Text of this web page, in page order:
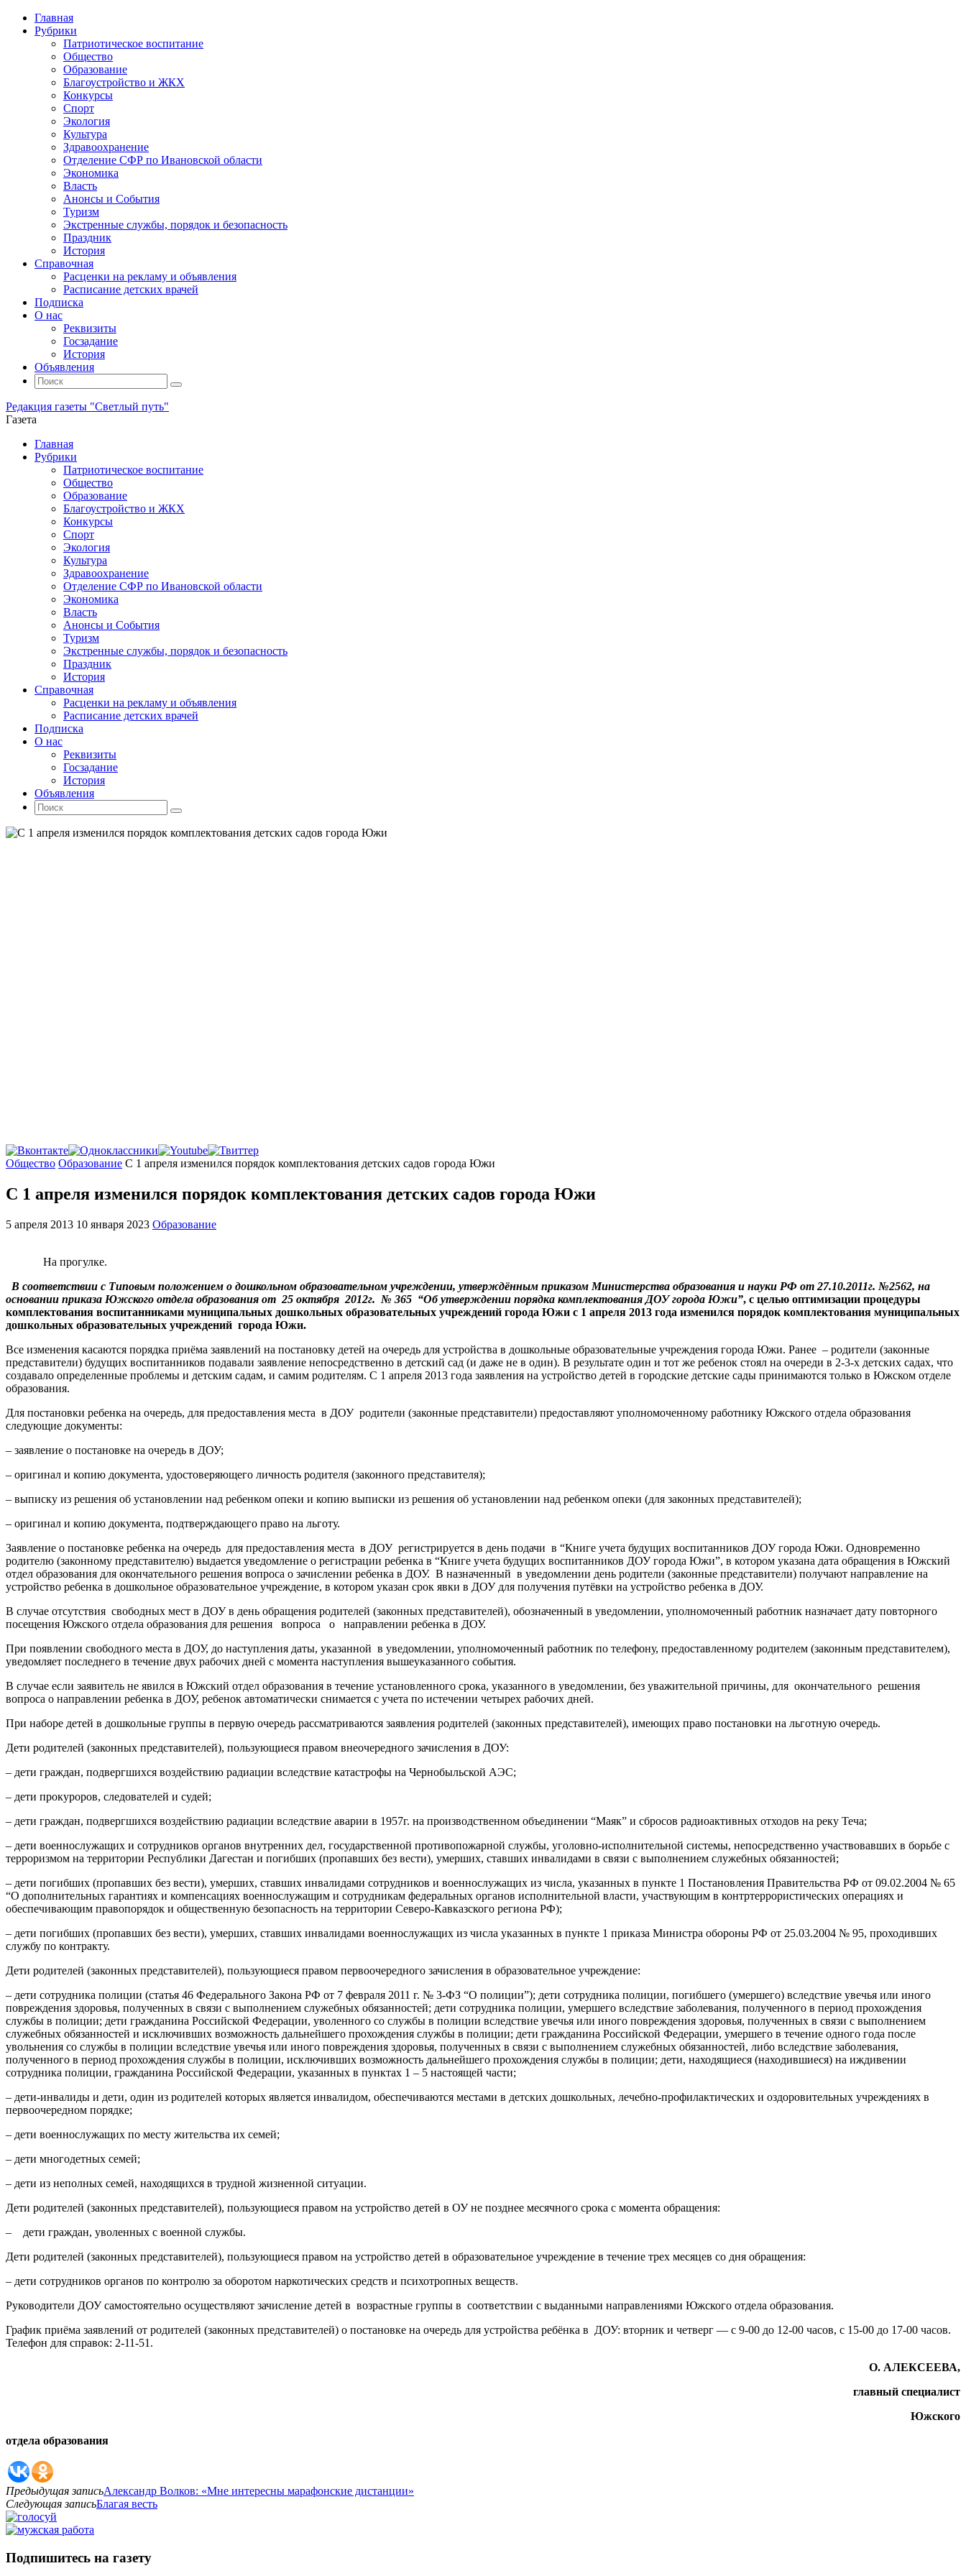
Главная
Рубрики
Патриотическое воспитание
Общество
Образование
Благоустройство и ЖКХ
Конкурсы
Спорт
Экология
Культура
Здравоохранение
Отделение СФР по Ивановской области
Экономика
Власть
Анонсы и События
Туризм
Экстренные службы, порядок и безопасность
Праздник
История
Справочная
Расценки на рекламу и объявления
Расписание детских врачей
Подписка
О нас
Реквизиты
Госзадание
История
Объявления
Поиск
Искать:
Поиск
Редакция газеты "Светлый путь"
Газета
Промотать
содержимому
Главная
Рубрики
Патриотическое воспитание
Общество
Образование
Благоустройство и ЖКХ
Конкурсы
Спорт
Экология
Культура
Здравоохранение
Отделение СФР по Ивановской области
Экономика
Власть
Анонсы и События
Туризм
Экстренные службы, порядок и безопасность
Праздник
История
Справочная
Расценки на рекламу и объявления
Расписание детских врачей
Подписка
О нас
Реквизиты
Госзадание
История
Объявления
Поиск
Искать:
Поиск
Главная
Общество Образование С 1 апреля изменился порядок комплектования детских садов города Южи
С 1 апреля изменился порядок комплектования детских садов города Южи
5 апреля 2013 10 января 2023 Образование
На прогулке.
В соответствии с Типовым положением о дошкольном образовательном учреждении, утверждённым приказом Министерства образования и науки РФ от 27.10.2011г. №2562, на
основании приказа Южского отдела образования от 25 октября 2012г. № 365 “Об утверждении порядка комплектования ДОУ города Южи”, с целью оптимизации процедуры
комплектования воспитанниками муниципальных дошкольных образовательных учреждений города Южи с 1 апреля 2013 года изменился порядок комплектования муниципальных
дошкольных образовательных учреждений города Южи.
Все изменения касаются порядка приёма заявлений на постановку детей на очередь для устройства в дошкольные образовательные учреждения города Южи. Ранее – родители (законные
представители) будущих воспитанников подавали заявление непосредственно в детский сад (и даже не в один). В результате один и тот же ребенок стоял на очереди в 2-3-х детских садах, что
создавало определенные проблемы и детским садам, и самим родителям. С 1 апреля 2013 года заявления на устройство детей в городские детские сады принимаются только в Южском отделе
образования.
Для постановки ребенка на очередь, для предоставления места в ДОУ родители (законные представители) предоставляют уполномоченному работнику Южского отдела образования
следующие документы:
– заявление о постановке на очередь в ДОУ;
– оригинал и копию документа, удостоверяющего личность родителя (законного представителя);
– выписку из решения об установлении над ребенком опеки и копию выписки из решения об установлении над ребенком опеки (для законных представителей);
– оригинал и копию документа, подтверждающего право на льготу.
Заявление о постановке ребенка на очередь для предоставления места в ДОУ регистрируется в день подачи в “Книге учета будущих воспитанников ДОУ города Южи. Одновременно
родителю (законному представителю) выдается уведомление о регистрации ребенка в “Книге учета будущих воспитанников ДОУ города Южи”, в котором указана дата обращения в Южский
отдел образования для окончательного решения вопроса о зачислении ребенка в ДОУ. В назначенный в уведомлении день родители (законные представители) получают направление на
устройство ребенка в дошкольное образовательное учреждение, в котором указан срок явки в ДОУ для получения путёвки на устройство ребенка в ДОУ.
В случае отсутствия свободных мест в ДОУ в день обращения родителей (законных представителей), обозначенный в уведомлении, уполномоченный работник назначает дату повторного
посещения Южского отдела образования для решения вопроса о направлении ребенка в ДОУ.
При появлении свободного места в ДОУ, до наступления даты, указанной в уведомлении, уполномоченный работник по телефону, предоставленному родителем (законным представителем),
уведомляет последнего в течение двух рабочих дней с момента наступления вышеуказанного события.
В случае если заявитель не явился в Южский отдел образования в течение установленного срока, указанного в уведомлении, без уважительной причины, для окончательного решения
вопроса о направлении ребенка в ДОУ, ребенок автоматически снимается с учета по истечении четырех рабочих дней.
При наборе детей в дошкольные группы в первую очередь рассматриваются заявления родителей (законных представителей), имеющих право постановки на льготную очередь.
Дети родителей (законных представителей), пользующиеся правом внеочередного зачисления в ДОУ:
– дети граждан, подвергшихся воздействию радиации вследствие катастрофы на Чернобыльской АЭС;
– дети прокуроров, следователей и судей;
– дети граждан, подвергшихся воздействию радиации вследствие аварии в 1957г. на производственном объединении “Маяк” и сбросов радиоактивных отходов на реку Теча;
– дети военнослужащих и сотрудников органов внутренних дел, государственной противопожарной службы, уголовно-исполнительной системы, непосредственно участвовавших в борьбе с
терроризмом на территории Республики Дагестан и погибших (пропавших без вести), умерших, ставших инвалидами в связи с выполнением служебных обязанностей;
– дети погибших (пропавших без вести), умерших, ставших инвалидами сотрудников и военнослужащих из числа, указанных в пункте 1 Постановления Правительства РФ от 09.02.2004 № 65
“О дополнительных гарантиях и компенсациях военнослужащим и сотрудникам федеральных органов исполнительной власти, участвующим в контртеррористических операциях и
обеспечивающим правопорядок и общественную безопасность на территории Северо-Кавказского региона РФ);
– дети погибших (пропавших без вести), умерших, ставших инвалидами военнослужащих из числа указанных в пункте 1 приказа Министра обороны РФ от 25.03.2004 № 95, проходивших
службу по контракту.
Дети родителей (законных представителей), пользующиеся правом первоочередного зачисления в образовательное учреждение:
– дети сотрудника полиции (статья 46 Федерального Закона РФ от 7 февраля 2011 г. № 3-ФЗ “О полиции”); дети сотрудника полиции, погибшего (умершего) вследствие увечья или иного
повреждения здоровья, полученных в связи с выполнением служебных обязанностей; дети сотрудника полиции, умершего вследствие заболевания, полученного в период прохождения
службы в полиции; дети гражданина Российской Федерации, уволенного со службы в полиции вследствие увечья или иного повреждения здоровья, полученных в связи с выполнением
служебных обязанностей и исключивших возможность дальнейшего прохождения службы в полиции; дети гражданина Российской Федерации, умершего в течение одного года после
увольнения со службы в полиции вследствие увечья или иного повреждения здоровья, полученных в связи с выполнением служебных обязанностей, либо вследствие заболевания,
полученного в период прохождения службы в полиции, исключивших возможность дальнейшего прохождения службы в полиции; дети, находящиеся (находившиеся) на иждивении
сотрудника полиции, гражданина Российской Федерации, указанных в пунктах 1 – 5 настоящей части;
– дети-инвалиды и дети, один из родителей которых является инвалидом, обеспечиваются местами в детских дошкольных, лечебно-профилактических и оздоровительных учреждениях в
первоочередном порядке;
– дети военнослужащих по месту жительства их семей;
– дети многодетных семей;
– дети из неполных семей, находящихся в трудной жизненной ситуации.
Дети родителей (законных представителей), пользующиеся правом на устройство детей в ОУ не позднее месячного срока с момента обращения:
– дети граждан, уволенных с военной службы.
Дети родителей (законных представителей), пользующиеся правом на устройство детей в образовательное учреждение в течение трех месяцев со дня обращения:
– дети сотрудников органов по контролю за оборотом наркотических средств и психотропных веществ.
Руководители ДОУ самостоятельно осуществляют зачисление детей в возрастные группы в соответствии с выданными направлениями Южского отдела образования.
График приёма заявлений от родителей (законных представителей) о постановке на очередь для устройства ребёнка в ДОУ: вторник и четверг — с 9-00 до 12-00 часов, с 15-00 до 17-00 часов.
Телефон для справок: 2-11-51.
О. АЛЕКСЕЕВА,
главный специалист
Южского
отдела образования
Предыдущая записьАлександр Волков: «Мне интересны марафонские дистанции»
Следующая записьБлагая весть
Подпишитесь на газету